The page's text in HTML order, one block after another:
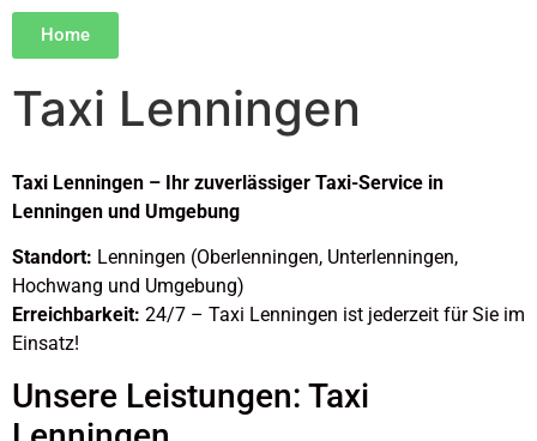
Home
Taxi Lenningen
Taxi Lenningen – Ihr zuverlässiger Taxi-Service in
Lenningen und Umgebung
Standort: Lenningen (Oberlenningen, Unterlenningen,
Hochwang und Umgebung)
Erreichbarkeit: 24/7 – Taxi Lenningen ist jederzeit für Sie im
Einsatz!
Unsere Leistungen: Taxi